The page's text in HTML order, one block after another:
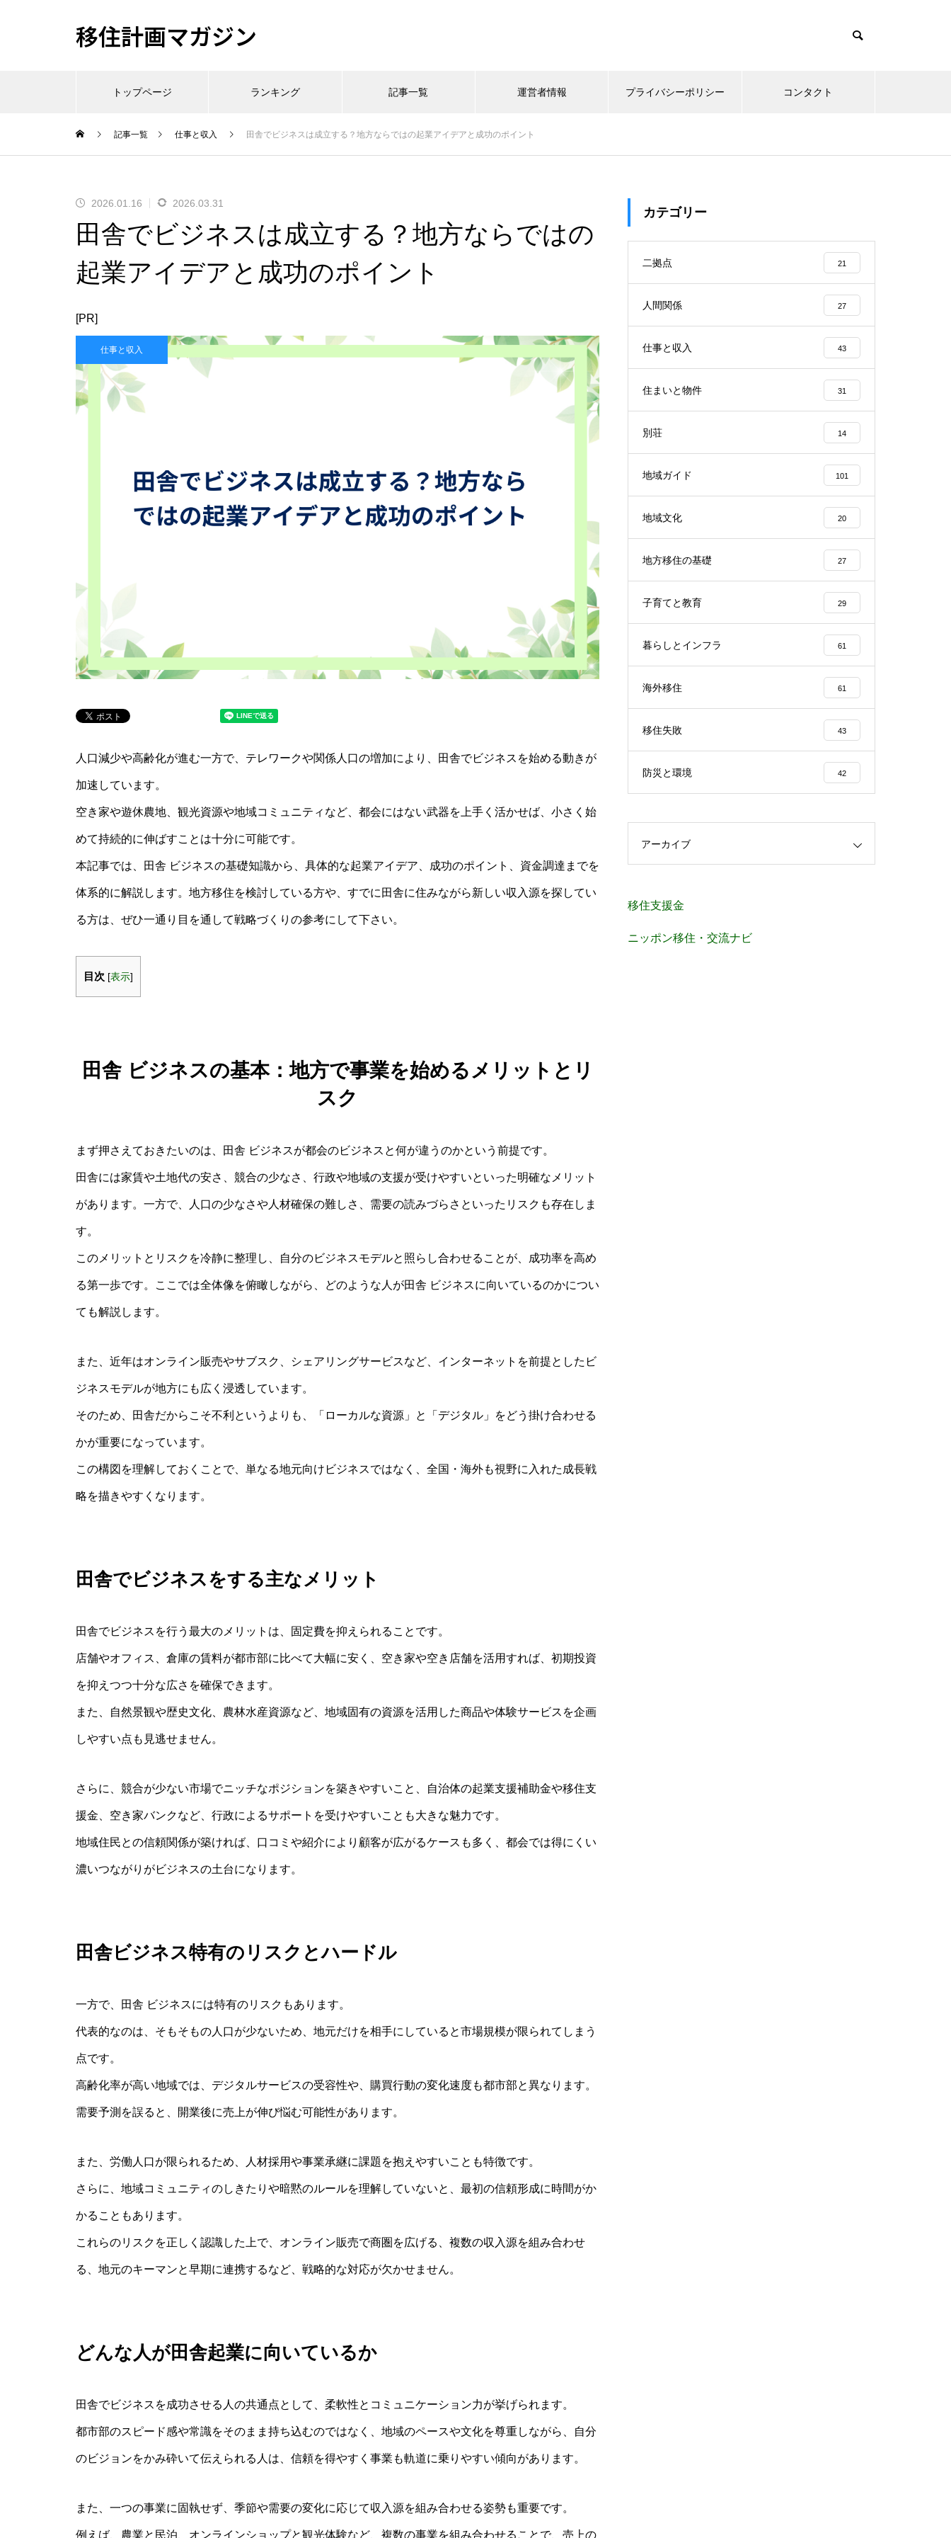
移住計画マガジン
トップページ ランキング 記事一覧 運営者情報 プライバシーポリシー コンタクト
記事一覧 仕事と収入 田舎でビジネスは成立する？地方ならではの起業アイデアと成功のポイント
2026.01.16 2026.03.31
田舎でビジネスは成立する？地方ならではの
起業アイデアと成功のポイント
[PR]
仕事と収入
人口減少や高齢化が進む一方で、テレワークや関係人口の増加により、田舎でビジネスを始める動きが
加速しています。
空き家や遊休農地、観光資源や地域コミュニティなど、都会にはない武器を上手く活かせば、小さく始
めて持続的に伸ばすことは十分に可能です。
本記事では、田舎 ビジネスの基礎知識から、具体的な起業アイデア、成功のポイント、資金調達までを
体系的に解説します。地方移住を検討している方や、すでに田舎に住みながら新しい収入源を探してい
る方は、ぜひ一通り目を通して戦略づくりの参考にして下さい。
目次 [表示]
田舎 ビジネスの基本：地方で事業を始めるメリットとリ
スク
まず押さえておきたいのは、田舎 ビジネスが都会のビジネスと何が違うのかという前提です。
田舎には家賃や土地代の安さ、競合の少なさ、行政や地域の支援が受けやすいといった明確なメリット
があります。一方で、人口の少なさや人材確保の難しさ、需要の読みづらさといったリスクも存在しま
す。
このメリットとリスクを冷静に整理し、自分のビジネスモデルと照らし合わせることが、成功率を高め
る第一歩です。ここでは全体像を俯瞰しながら、どのような人が田舎 ビジネスに向いているのかについ
ても解説します。
また、近年はオンライン販売やサブスク、シェアリングサービスなど、インターネットを前提としたビ
ジネスモデルが地方にも広く浸透しています。
そのため、田舎だからこそ不利というよりも、「ローカルな資源」と「デジタル」をどう掛け合わせる
かが重要になっています。
この構図を理解しておくことで、単なる地元向けビジネスではなく、全国・海外も視野に入れた成長戦
略を描きやすくなります。
田舎でビジネスをする主なメリット
田舎でビジネスを行う最大のメリットは、固定費を抑えられることです。
店舗やオフィス、倉庫の賃料が都市部に比べて大幅に安く、空き家や空き店舗を活用すれば、初期投資
を抑えつつ十分な広さを確保できます。
また、自然景観や歴史文化、農林水産資源など、地域固有の資源を活用した商品や体験サービスを企画
しやすい点も見逃せません。
さらに、競合が少ない市場でニッチなポジションを築きやすいこと、自治体の起業支援補助金や移住支
援金、空き家バンクなど、行政によるサポートを受けやすいことも大きな魅力です。
地域住民との信頼関係が築ければ、口コミや紹介により顧客が広がるケースも多く、都会では得にくい
濃いつながりがビジネスの土台になります。
田舎ビジネス特有のリスクとハードル
一方で、田舎 ビジネスには特有のリスクもあります。
代表的なのは、そもそもの人口が少ないため、地元だけを相手にしていると市場規模が限られてしまう
点です。
高齢化率が高い地域では、デジタルサービスの受容性や、購買行動の変化速度も都市部と異なります。
需要予測を誤ると、開業後に売上が伸び悩む可能性があります。
また、労働人口が限られるため、人材採用や事業承継に課題を抱えやすいことも特徴です。
さらに、地域コミュニティのしきたりや暗黙のルールを理解していないと、最初の信頼形成に時間がか
かることもあります。
これらのリスクを正しく認識した上で、オンライン販売で商圏を広げる、複数の収入源を組み合わせ
る、地元のキーマンと早期に連携するなど、戦略的な対応が欠かせません。
どんな人が田舎起業に向いているか
田舎でビジネスを成功させる人の共通点として、柔軟性とコミュニケーション力が挙げられます。
都市部のスピード感や常識をそのまま持ち込むのではなく、地域のペースや文化を尊重しながら、自分
のビジョンをかみ砕いて伝えられる人は、信頼を得やすく事業も軌道に乗りやすい傾向があります。
また、一つの事業に固執せず、季節や需要の変化に応じて収入源を組み合わせる姿勢も重要です。
例えば、農業と民泊、オンラインショップと観光体験など、複数の事業を組み合わせることで、売上の
カテゴリー
二拠点 21
人間関係 27
仕事と収入 43
住まいと物件 31
別荘 14
地域ガイド 101
地域文化 20
地方移住の基礎 27
子育てと教育 29
暮らしとインフラ 61
海外移住 61
移住失敗 43
防災と環境 42
アーカイブ
移住支援金
ニッポン移住・交流ナビ